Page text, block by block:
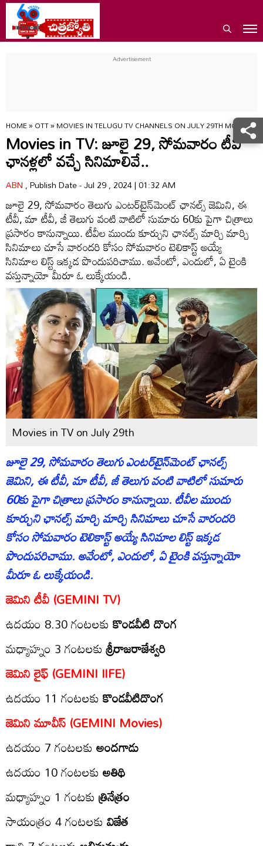
HOME»OTT»MOVIES IN TELUGU TV CHANNELS ON JULY 29TH MONDAY
Movies in TV: జూలై 29, సోమవారం టీవీ
ఛానళ్లలో వచ్చే సినిమాలివే..
ABN, Publish Date - Jul 29 , 2024 | 01:32 AM
జూలై 29, సోమవారం తెలుగు ఎంటర్‌టైన్‌మెంట్ ఛానల్స్ జెమిని, ఈ
టీవీ, మా టీవీ, జీ తెలుగు వంటి వాటిలో సుమారు 60కు పైగా చిత్రాలు
ప్రసారం కానున్నాయి. టీవీల ముందు కూర్చుని ఛానల్స్ మార్చి మార్చి
సినిమాలు చూసే వారందరి కోసం సోమవారం టెలికాస్ట్ అయ్యే
సినిమాల లిస్ట్ ఇక్కడ పొందుపరిచాము. అవేంటో, ఎందులో, ఏ టైంకి
వస్తున్నాయో మీరూ ఓ లుక్కేయండి.
Movies in TV on July 29th
జూలై 29, సోమవారం తెలుగు ఎంటర్‌టైన్‌మెంట్ ఛానల్స్
జెమిని, ఈ టీవీ, మా టీవీ, జీ తెలుగు వంటి వాటిలో సుమారు
60కు పైగా చిత్రాలు ప్రసారం కానున్నాయి. టీవీల ముందు
కూర్చుని ఛానల్స్ మార్చి మార్చి సినిమాలు చూసే వారందరి
కోసం సోమవారం టెలికాస్ట్ అయ్యే సినిమాల లిస్ట్ ఇక్కడ
పొందుపరిచాము. అవేంటో, ఎందులో, ఏ టైంకి వస్తున్నాయో
మీరూ ఓ లుక్కేయండి.
జెమిని టీవీ (GEMINI TV)
ఉద‌యం 8.30 గంట‌ల‌కు కొండవీటి దొంగ
మ‌ధ్యాహ్నం 3 గంట‌ల‌కుశ్రీరాజరాజేశ్వరి
జెమిని లైఫ్ (GEMINI lIFE)
ఉద‌యం 11 గంట‌లకు కొండవీటిదొంగ
జెమిని మూవీస్‌ (GEMINI Movies)
ఉద‌యం 7 గంట‌ల‌కు అందగాడు
ఉద‌యం 10 గంట‌ల‌కు అతిథి
మ‌ధ్యాహ్నం 1 గంటకు త్రినేత్రం
సాయంత్రం 4 గంట‌లకు విజేత